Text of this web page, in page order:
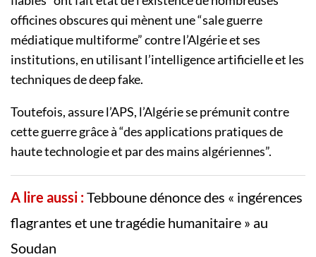
officines obscures qui mènent une “sale guerre
médiatique multiforme” contre l’Algérie et ses
institutions, en utilisant l’intelligence artificielle et les
techniques de deep fake.
Toutefois, assure l’APS, l’Algérie se prémunit contre
cette guerre grâce à “des applications pratiques de
haute technologie et par des mains algériennes”.
A lire aussi :Tebboune dénonce des « ingérences
flagrantes et une tragédie humanitaire » au
Soudan